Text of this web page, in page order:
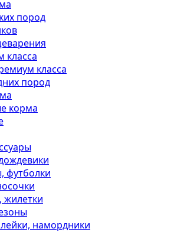
пород
класса
класса
пород
корма
футболки
намордники